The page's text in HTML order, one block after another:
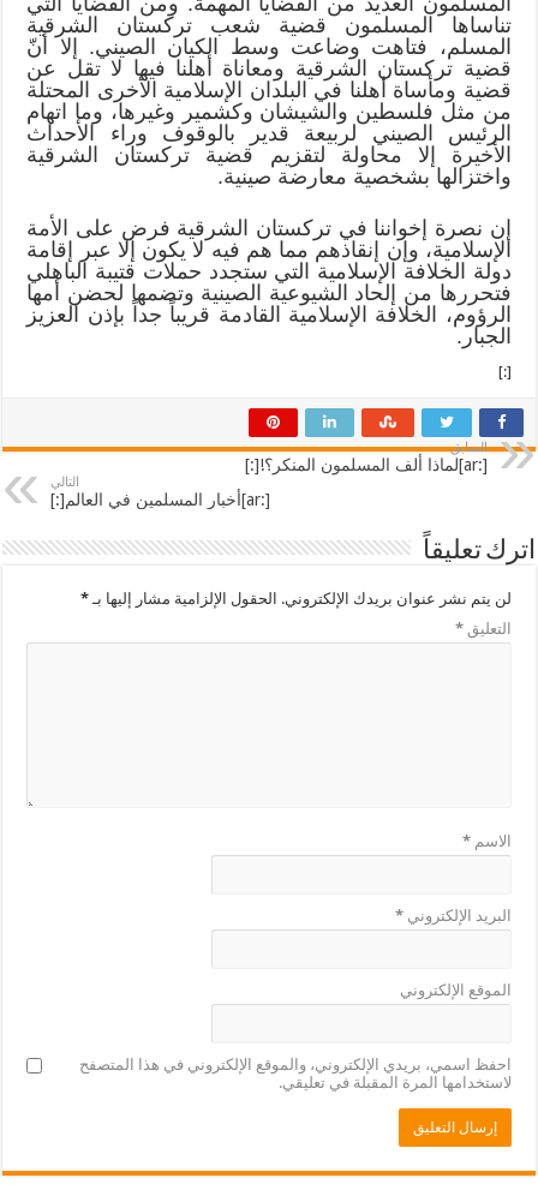
تناساها المسلمون قضية شعب تركستان الشرقية
المسلم، فتاهت وضاعت وسط الكيان الصيني. إلا أنّ
قضية تركستان الشرقية ومعاناة أهلنا فيها لا تقل عن
قضية ومأساة أهلنا في البلدان الإسلامية الأخرى المحتلة
من مثل فلسطين والشيشان وكشمير وغيرها، وما اتهام
الرئيس الصيني لربيعة قدير بالوقوف وراء الأحداث
الأخيرة إلا محاولة لتقزيم قضية تركستان الشرقية
واختزالها بشخصية معارضة صينية.
إن نصرة إخواننا في تركستان الشرقية فرض على الأمة
الإسلامية، وإن إنقاذهم مما هم فيه لا يكون إلا عبر إقامة
دولة الخلافة الإسلامية التي ستجدد حملات قتيبة الباهلي
فتحررها من إلحاد الشيوعية الصينية وتضمها لحضن أمها
الرؤوم، الخلافة الإسلامية القادمة قريباً جداً بإذن العزيز
الجبار.
[:]
السابق
[:ar]لماذا ألف المسلمون المنكر؟![:]
التالي
[:ar]أخبار المسلمين في العالم[:]
اترك تعليقاً
لن يتم نشر عنوان بريدك الإلكتروني. الحقول الإلزامية مشار إليها بـ*
التعليق*
الاسم*
البريد الإلكتروني*
الموقع الإلكتروني
احفظ اسمي، بريدي الإلكتروني، والموقع الإلكتروني في هذا المتصفح
لاستخدامها المرة المقبلة في تعليقي.